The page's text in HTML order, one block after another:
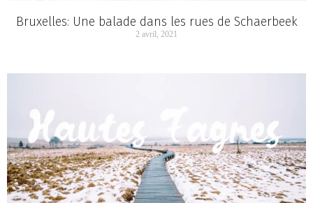
Bruxelles: Une balade dans les rues de Schaerbeek
2 avril, 2021